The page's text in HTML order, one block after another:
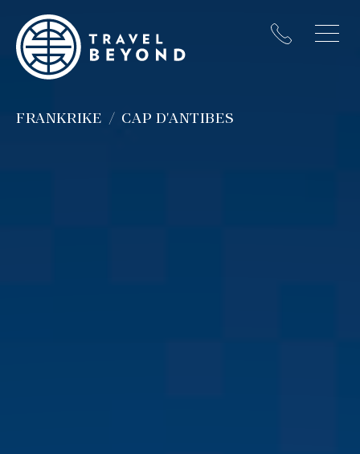
FRANKRIKE CAP D'ANTIBES